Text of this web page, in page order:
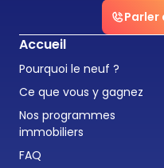
Parler
Accueil
Pourquoi le neuf ?
Ce que vous y gagnez
Nos programmes
immobiliers
FAQ